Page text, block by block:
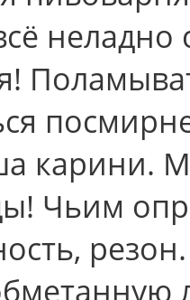
карини.
Чьим